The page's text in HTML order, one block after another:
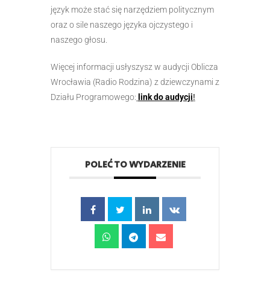
język może stać się narzędziem politycznym
oraz o sile naszego języka ojczystego i
naszego głosu.
Więcej informacji usłyszysz w audycji Oblicza
Wrocławia (Radio Rodzina) z dziewczynami z
Działu Programowego: link do audycji!
POLEĆ TO WYDARZENIE